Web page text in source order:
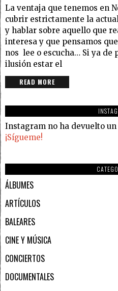
La ventaja que tenemos en
cubrir estrictamente la
y hablar sobre aquello que
interesa y que pensamos
nos lee o escucha… Si ya de
ilusión estar el
READ MORE
Instagram no ha devuelto un
¡Sígueme!
ÁLBUMES
ARTÍCULOS
BALEARES
CINE Y MÚSICA
CONCIERTOS
DOCUMENTALES